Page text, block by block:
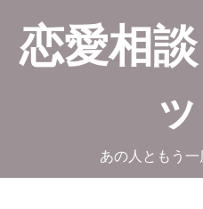
恋愛相
あの人ともう